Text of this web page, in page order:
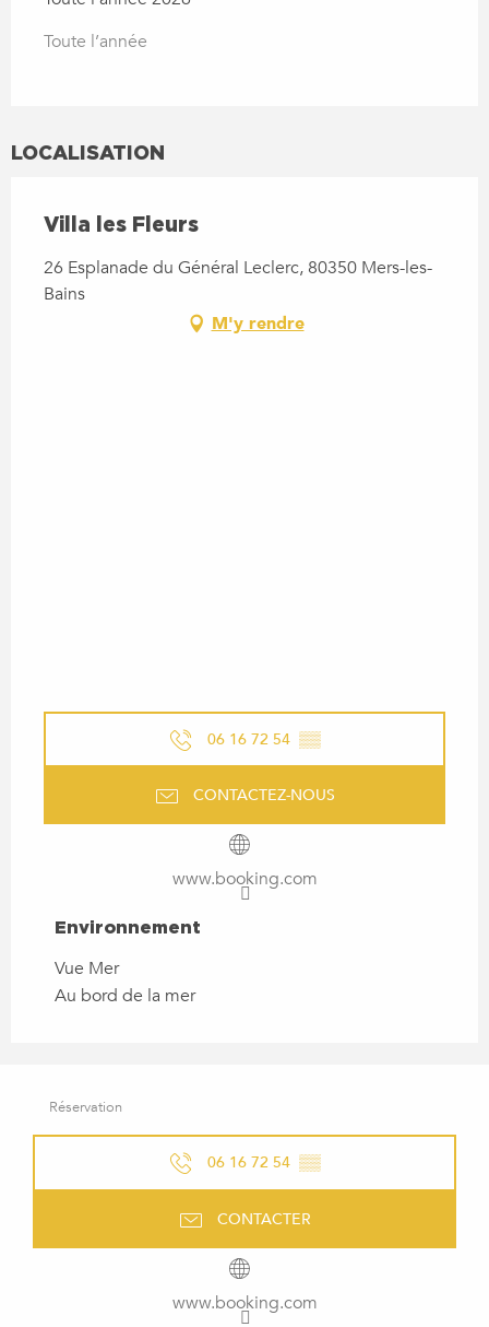
Toute l’année
LOCALISATION
Villa les Fleurs
26 Esplanade du Général Leclerc, 80350 Mers-les-
Bains
M'y rendre
06 16 72 54 ▒▒
CONTACTEZ-NOUS
www.booking.com
ENVIRONNEMENT
Environnement
Vue Mer
Au bord de la mer
Réservation
06 16 72 54 ▒▒
CONTACTER
www.booking.com